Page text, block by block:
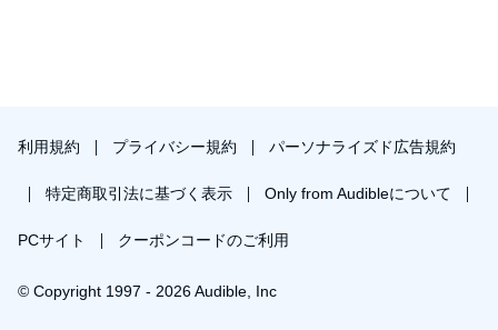
利用規約 プライバシー規約 パーソナライズド広告規約
特定商取引法に基づく表示 Only from Audibleについて
PCサイト クーポンコードのご利用
© Copyright 1997 - 2026 Audible, Inc